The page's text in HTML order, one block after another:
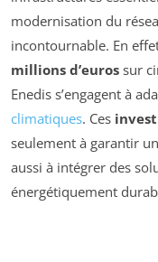
modernisation du
incontournable. En
millions d’euros sur
Enedis s’engagent à
climatiques. Ces
seulement à garantir
aussi à intégrer des
énergétiquement